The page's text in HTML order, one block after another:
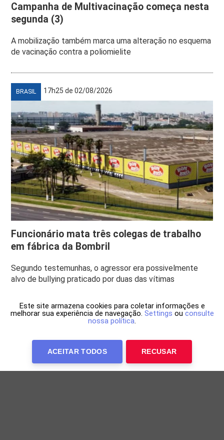
Campanha de Multivacinação começa nesta
segunda (3)
A mobilização também marca uma alteração no esquema
de vacinação contra a poliomielite
BRASIL 17h25 de 02/08/2026
Funcionário mata três colegas de trabalho
em fábrica da Bombril
Segundo testemunhas, o agressor era possivelmente
alvo de bullying praticado por duas das vítimas
Este site armazena cookies para coletar informações e
melhorar sua experiência de navegação. Settings ou consulte
nossa política.
ACEITAR TODOS RECUSAR